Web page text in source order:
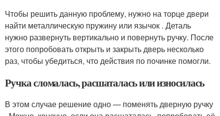
Чтобы решить данную проблему, нужно на торце двери
найти металлическую пружину или язычок . Деталь
нужно развернуть вертикально и повернуть ручку. После
этого попробовать открыть и закрыть дверь несколько
раз, чтобы убедиться, что действия по починке помогли.
Ручка сломалась, расшаталась или износилась
В этом случае решение одно — поменять дверную ручку